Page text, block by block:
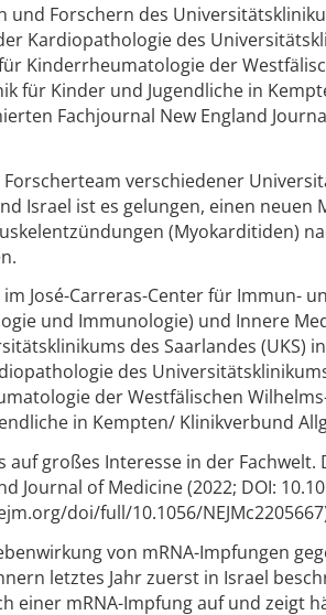
und Forschern des
Kardiopathologie des
Kinderrheumatologie der
für Kinder und Jugendliche in
Fachjournal New England
verschiedener
Israel ist es gelungen, einen neuen
(Myokarditiden)
José-Carreras-Center für Immun-
und Immunologie) und Innere
des Saarlandes (UKS)
des
der Westfälischen
in Kempten/ Klinikverbund
großes Interesse in der Fachwelt.
of Medicine (2022; DOI:
doi/full/10.1056/
von mRNA-Impfungen
letztes Jahr zuerst in Israel
einer mRNA-Impfung auf und zeigt